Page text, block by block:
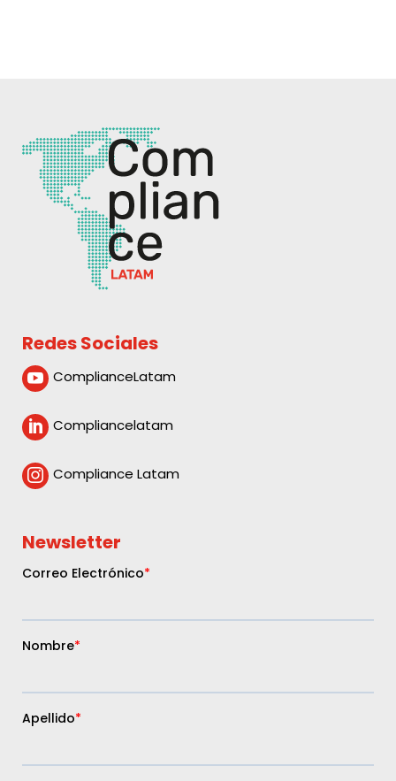
Redes Sociales
 ComplianceLatam
 Compliancelatam
 Compliance Latam
Newsletter